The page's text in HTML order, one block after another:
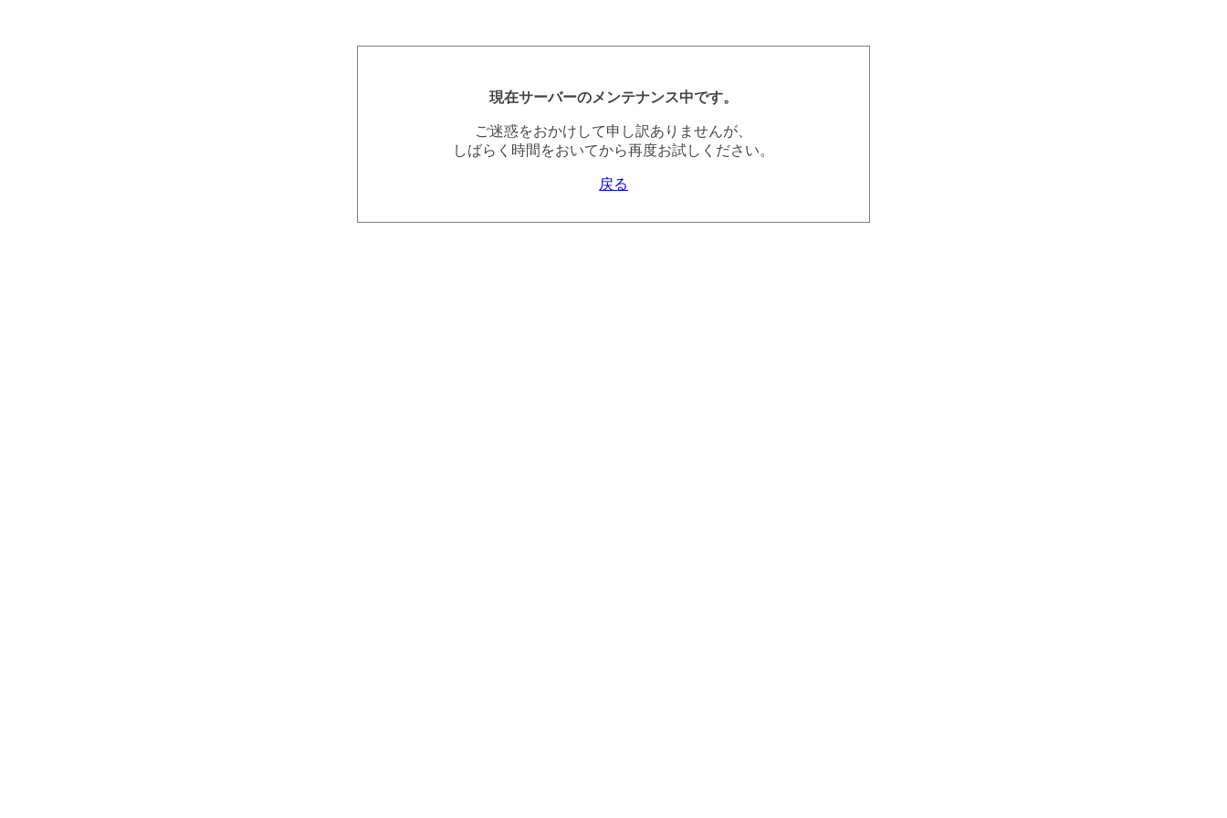
現在サーバーのメンテナンス中です。
ご迷惑をおかけして申し訳ありませんが、
しばらく時間をおいてから再度お試しください。
戻る